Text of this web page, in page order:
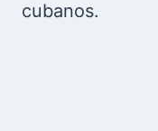
cubanos.